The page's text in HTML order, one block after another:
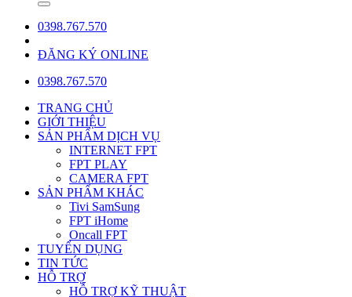
0398.767.570
ĐĂNG KÝ ONLINE
0398.767.570
TRANG CHỦ
GIỚI THIỆU
SẢN PHẨM DỊCH VỤ
INTERNET FPT
FPT PLAY
CAMERA FPT
SẢN PHẨM KHÁC
Tivi SamSung
FPT iHome
Oncall FPT
TUYỂN DỤNG
TIN TỨC
HỖ TRỢ
HỖ TRỢ KỸ THUẬT